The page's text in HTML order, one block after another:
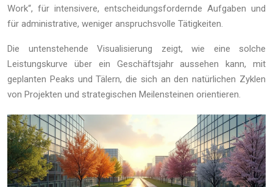
Work“, für intensivere, entscheidungsfordernde Aufgaben und
für administrative, weniger anspruchsvolle Tätigkeiten.
Die untenstehende Visualisierung zeigt, wie eine solche
Leistungskurve über ein Geschäftsjahr aussehen kann, mit
geplanten Peaks und Tälern, die sich an den natürlichen Zyklen
von Projekten und strategischen Meilensteinen orientieren.